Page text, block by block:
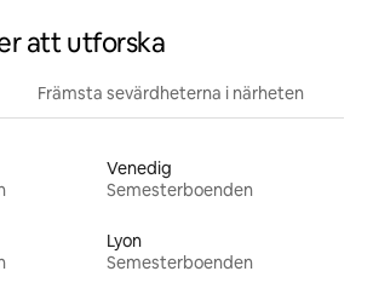
att utforska
Främsta sevärdheterna i närheten
Venedig
Semesterboenden
Lyon
Semesterboenden